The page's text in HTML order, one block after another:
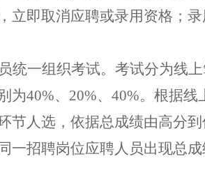
立即取消应聘或录用资格 ；录
统一组织考试。考试分为线
为40%、20%、40%。根据
节人选，依据总成绩由高分
一招聘岗位应聘人员出现总